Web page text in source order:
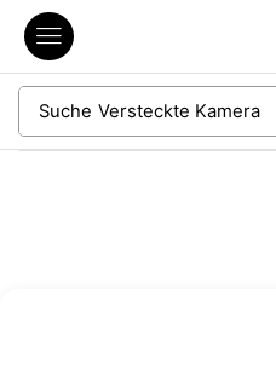
Suche Versteckte Kamera